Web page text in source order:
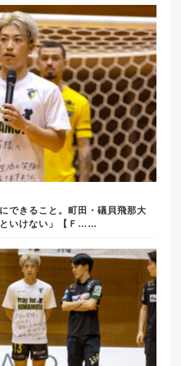
できること。町田・礒貝飛那大
といけない」【Ｆ……